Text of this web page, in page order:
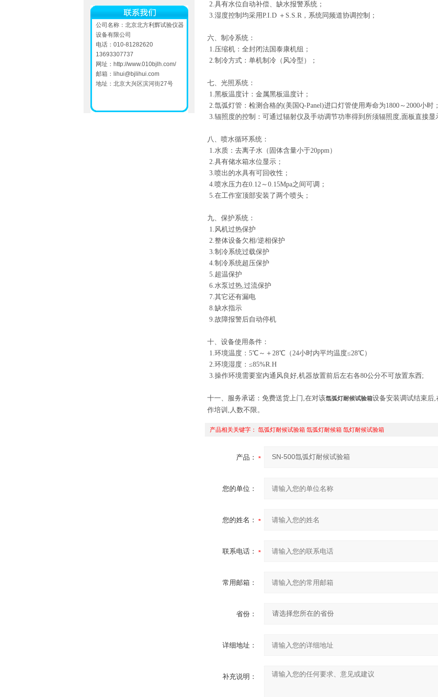
公司名称：北京北方利辉试验仪器
设备有限公司
电话：010-81282620
13693307737
网址： http://www.010bjlh.com/
邮箱： lihui@bjlihui.com
地址：北京大兴区滨河街27号
2.具有水位自动补偿、缺水报警系统；
3.湿度控制均采用P.I.D ＋S.S.R，系统同频道协调控制；
六、制冷系统：
1.压缩机：全封闭法国泰康机组；
2.制冷方式：单机制冷（风冷型）；
七、光照系统：
1.黑板温度计：金属黑板温度计；
2.氙弧灯管：检测合格的(美国Q-Panel)进口灯管使用寿命为1800～2000小时；
3.辐照度的控制：可通过辐射仪及手动调节功率得到所须辐照度,面板直接显
八、喷水循环系统：
1.水质：去离子水（固体含量小于20ppm）
2.具有储水箱水位显示；
3.喷出的水具有可回收性；
4.喷水压力在0.12～0.15Mpa之间可调；
5.在工作室顶部安装了两个喷头；
九、保护系统：
1.风机过热保护
2.整体设备欠相/逆相保护
3.制冷系统过载保护
4.制冷系统超压保护
5.超温保护
6.水泵过热,过流保护
7.其它还有漏电
8.缺水指示
9.故障报警后自动停机
十、设备使用条件：
1.环境温度：5℃～＋28℃（24小时内平均温度≤28℃）
2.环境湿度：≤85%R.H
3.操作环境需要室内通风良好,机器放置前后左右各80公分不可放置东西;
十一、服务承诺：免费送货上门,在对该氙弧灯耐候试验箱设备安装调试结束后
作培训,人数不限。
产品相关关键字： 氙弧灯耐候试验箱 氙弧灯耐候箱 氙灯耐候试验箱
产品：
您的单位：
您的姓名：
联系电话：
常用邮箱：
省份：
详细地址：
补充说明：